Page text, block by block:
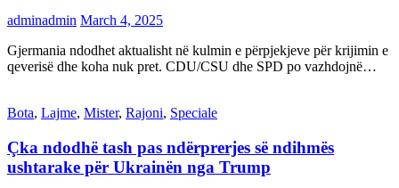
adminadmin March 4, 2025
Gjermania ndodhet aktualisht në kulmin e përpjekjeve për krijimin e
qeverisë dhe koha nuk pret. CDU/CSU dhe SPD po vazhdojnë…
Bota, Lajme, Mister, Rajoni, Speciale
Çka ndodhë tash pas ndërprerjes së ndihmës
ushtarake për Ukrainën nga Trump